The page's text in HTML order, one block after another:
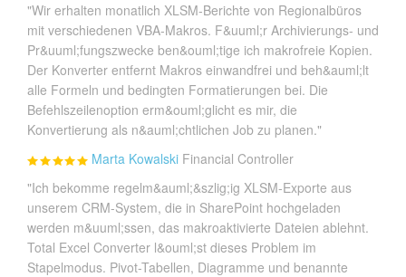
"Wir erhalten monatlich XLSM-Berichte von Regionalbüros
mit verschiedenen VBA-Makros. F&uuml;r Archivierungs- und
Pr&uuml;fungszwecke ben&ouml;tige ich makrofreie Kopien.
Der Konverter entfernt Makros einwandfrei und beh&auml;lt
alle Formeln und bedingten Formatierungen bei. Die
Befehlszeilenoption erm&ouml;glicht es mir, die
Konvertierung als n&auml;chtlichen Job zu planen."
Marta Kowalski Financial Controller
"Ich bekomme regelm&auml;&szlig;ig XLSM-Exporte aus
unserem CRM-System, die in SharePoint hochgeladen
werden m&uuml;ssen, das makroaktivierte Dateien ablehnt.
Total Excel Converter l&ouml;st dieses Problem im
Stapelmodus. Pivot-Tabellen, Diagramme und benannte